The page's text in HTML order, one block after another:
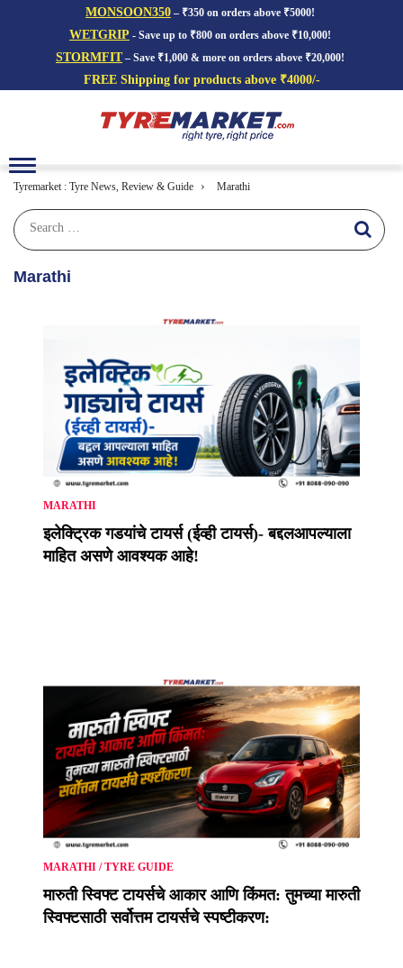
MONSOON350 – ₹350 on orders above ₹5000!
WETGRIP - Save up to ₹800 on orders above ₹10,000!
STORMFIT– Save ₹1,000 & more on orders above ₹20,000!
FREE Shipping for products above ₹4000/-
Toggle
navigation
Tyremarket : Tyre News, Review & Guide › Marathi
Marathi
MARATHI
इलेक्ट्रिक गडयांचे टायर्स (ईव्ही टायर्स)- बद्दलआपल्याला
माहित असणे आवश्यक आहे!
MARATHI /TYRE GUIDE
मारुती स्विफ्ट टायर्सचे आकार आणि किंमत: तुमच्या मारुती
स्विफ्टसाठी सर्वोत्तम टायर्सचे स्पष्टीकरण: